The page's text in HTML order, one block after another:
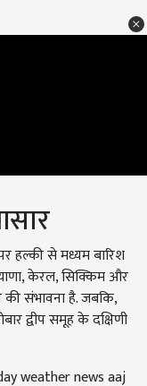
हल्की से मध्यम बारिश
केरल, सिक्किम और
की संभावना है. जबकि,
द्वीप समूह के दक्षिणी
weather news aaj